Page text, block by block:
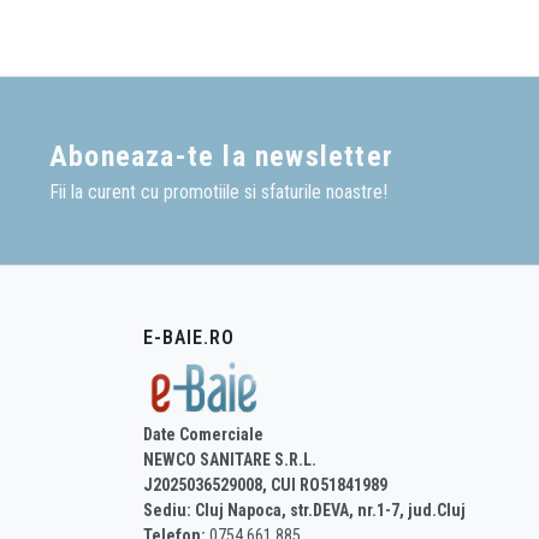
✔️Completeaza
✔️Usor de montat,
Rezistente la
✔️Finisaje premium –
Recomandari de
–
Seturi de baie
–
Aboneaza-te la newsletter
Fii la curent cu promotiile si sfaturile noastre!
E-BAIE.RO
Date Comerciale
NEWCO SANITARE S.R.L.
J2025036529008, CUI RO51841989
Sediu: Cluj Napoca, str.DEVA, nr.1-7, jud.Cluj
Telefon: 0754 661 885